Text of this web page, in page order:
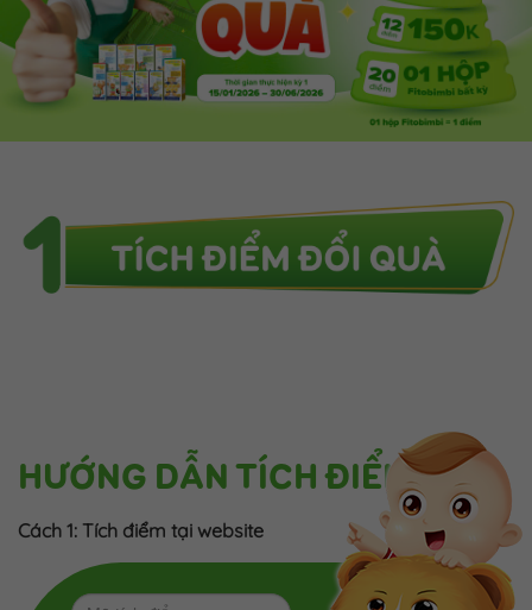
HƯỚNG DẪN TÍCH ĐIỂM
Cách 1: Tích điểm tại website